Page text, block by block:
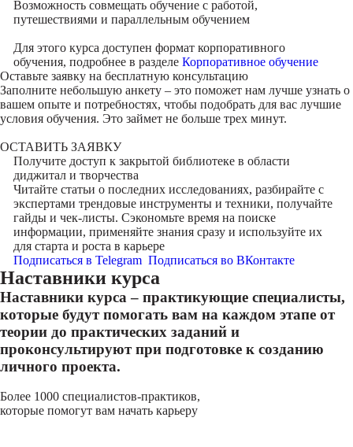
Возможность совмещать обучение с работой,
путешествиями и параллельным обучением
Для этого курса доступен формат корпоративного
обучения, подробнее в разделе Корпоративное обучение
Оставьте заявку на бесплатную консультацию
Заполните небольшую анкету – это поможет нам лучше узнать о
вашем опыте и потребностях, чтобы подобрать для вас лучшие
условия обучения. Это займет не больше трех минут.
ОСТАВИТЬ ЗАЯВКУ
Получите доступ к закрытой библиотекев области
диджитал и творчества
Читайте статьи о последних исследованиях, разбирайте с
экспертами трендовые инструменты и техники, получайте
гайды и чек-листы. Сэкономьте время на поиске
информации, применяйте знания сразу и используйте их
для старта и роста в карьере
Подписаться в Telegram Подписаться во ВКонтакте
Наставники курса
Наставники курса – практикующие специалисты,
которые будут помогать вам на каждом этапе от
теории до практических заданий и
проконсультируют при подготовке к созданию
личного проекта.
Более 1000 специалистов-практиков,
которые помогут вам начать карьеру